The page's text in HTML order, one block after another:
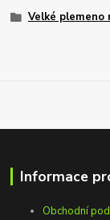
Velké plemeno
Informace
Obchodní